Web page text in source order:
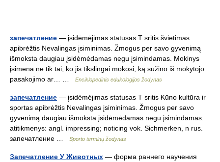
запечатление — įsidėmėjimas statusas T sritis švietimas
apibrėžtis Nevalingas įsiminimas. Žmogus per savo gyvenimą
išmoksta daugiau įsidėmėdamas negu įsimindamas. Mokinys
įsimena ne tik tai, ko jis tikslingai mokosi, ką sužino iš mokytojo
pasakojimo ar… …
Enciklopedinis edukologijos žodynas
запечатление — įsidėmėjimas statusas T sritis Kūno kultūra ir
sportas apibrėžtis Nevalingas įsiminimas. Žmogus per savo
gyvenimą daugiau išmoksta įsidėmėdamas negu įsimindamas.
atitikmenys: angl. impressing; noticing vok. Sichmerken, n rus.
запечатление …
Sporto terminų žodynas
Запечатление У Животных — форма раннего научения